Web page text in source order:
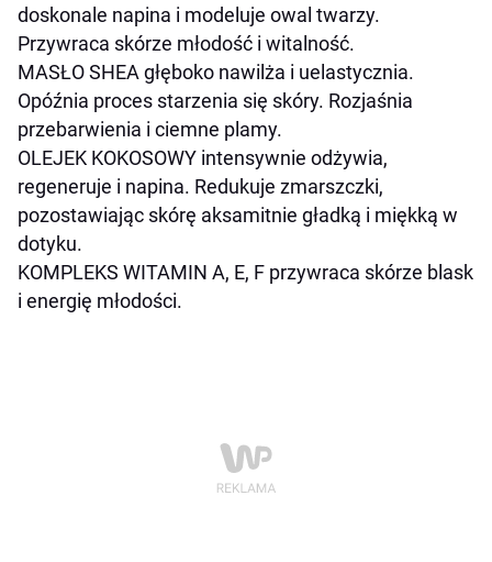
doskonale napina i modeluje owal twarzy.
Przywraca skórze młodość i witalność.
MASŁO SHEA głęboko nawilża i uelastycznia.
Opóźnia proces starzenia się skóry. Rozjaśnia
przebarwienia i ciemne plamy.
OLEJEK KOKOSOWY intensywnie odżywia,
regeneruje i napina. Redukuje zmarszczki,
pozostawiając skórę aksamitnie gładką i miękką w
dotyku.
KOMPLEKS WITAMIN A, E, F przywraca skórze blask
i energię młodości.